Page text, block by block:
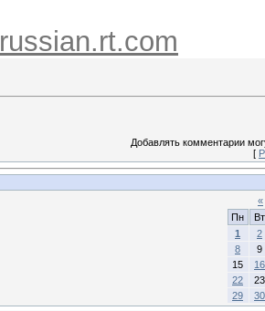
russian.rt.com
Добавлять комментарии
[
«
Пн
Вт
1
2
8
9
15
16
22
23
29
30